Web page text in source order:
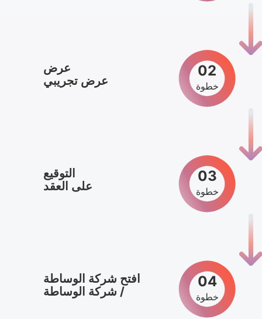
02
خطوة
عرض
عرض تجريبي
03
خطوة
التوقيع
على العقد
04
خطوة
افتح شركة الوساطة
/ شركة الوساطة